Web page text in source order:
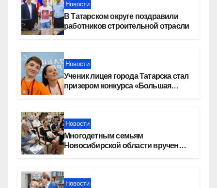
Новости
В Татарском округе поздравили
работников строительной отрасли
Новости
Ученик лицея города Татарска стал
призером конкурса «Большая
Новости
Многодетным семьям
Новосибирской области вручены
Новости